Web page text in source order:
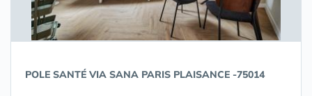
POLE SANTÉ VIA SANA PARIS PLAISANCE -75014